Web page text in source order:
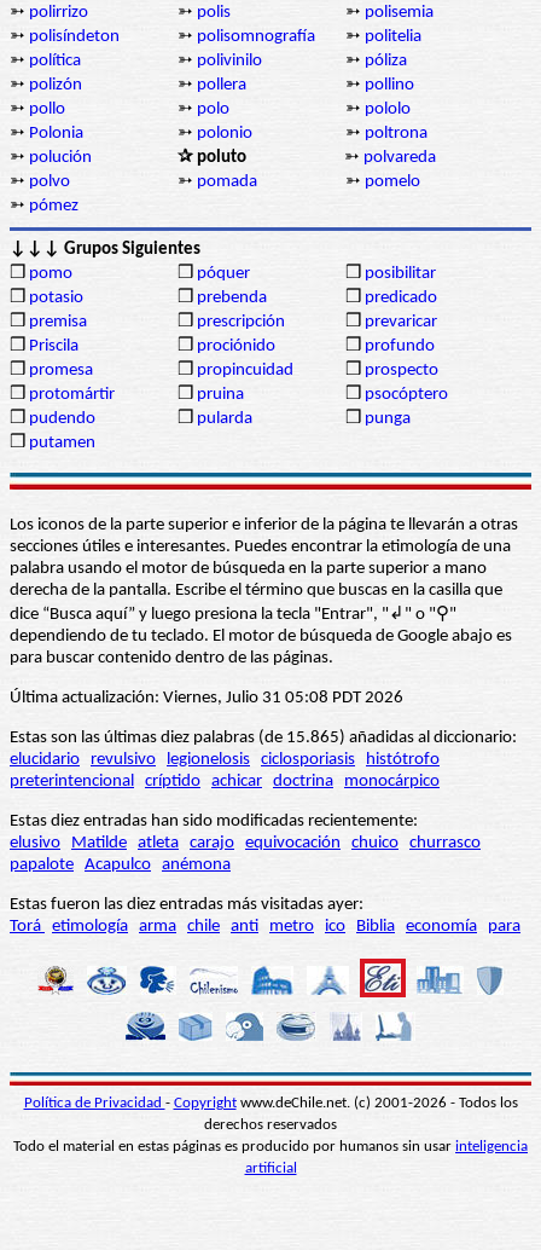
➳ polirrizo ➳ polis ➳ polisemia
➳ polisíndeton ➳ polisomnografía ➳ politelia
➳ política ➳ polivinilo ➳ póliza
➳ polizón ➳ pollera ➳ pollino
➳ pollo ➳ polo ➳ pololo
➳ Polonia ➳ polonio ➳ poltrona
➳ polución ✰ poluto ➳ polvareda
➳ polvo ➳ pomada ➳ pomelo
➳ pómez
↓↓↓ Grupos Siguientes
❒ pomo ❒ póquer ❒ posibilitar
❒ potasio ❒ prebenda ❒ predicado
❒ premisa ❒ prescripción ❒ prevaricar
❒ Priscila ❒ prociónido ❒ profundo
❒ promesa ❒ propincuidad ❒ prospecto
❒ protomártir ❒ pruina ❒ psocóptero
❒ pudendo ❒ pularda ❒ punga
❒ putamen
Los iconos de la parte superior e inferior de la página te llevarán a otras
secciones útiles e interesantes. Puedes encontrar la etimología de una
palabra usando el motor de búsqueda en la parte superior a mano
derecha de la pantalla. Escribe el término que buscas en la casilla que
dice “Busca aquí” y luego presiona la tecla "Entrar", "↲" o "⚲"
dependiendo de tu teclado. El motor de búsqueda de Google abajo es
para buscar contenido dentro de las páginas.
Última actualización: Viernes, Julio 31 05:08 PDT 2026
Estas son las últimas diez palabras (de 15.865) añadidas al diccionario:
elucidario
revulsivo legionelosis ciclosporiasis
histótrofo
preterintencional críptido achicar doctrina monocárpico
Estas diez entradas han sido modificadas recientemente:
elusivo
Matilde atleta carajo equivocación chuico churrasco
papalote Acapulco anémona
Estas fueron las diez entradas más visitadas ayer:
Torá etimología arma chile anti metro ico Biblia economía para
Política de Privacidad - Copyrightwww.deChile.net. (c) 2001-2026 - Todos los
derechos reservados
Todo el material en estas páginas es producido por humanos sin usar inteligencia
artificial